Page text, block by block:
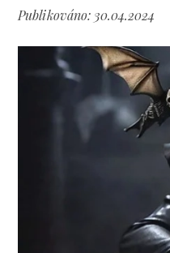
Publikováno: 30.04.2024